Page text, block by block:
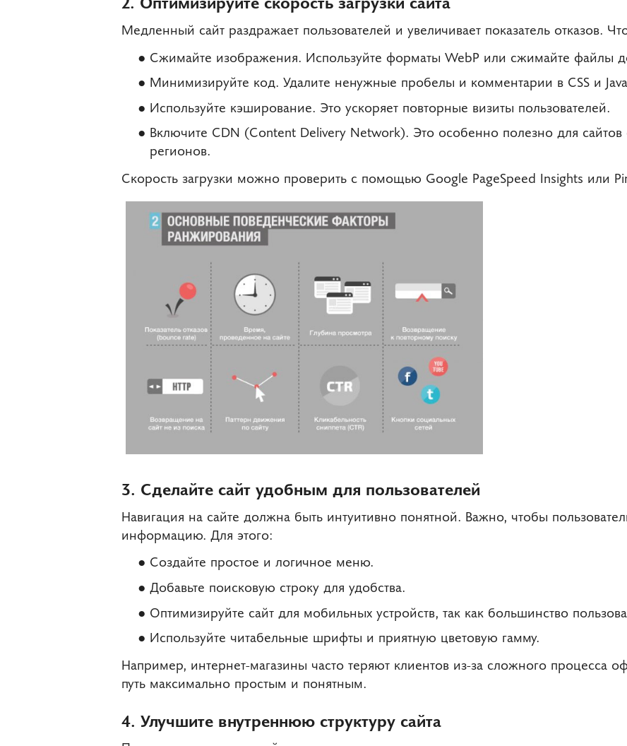
Медленный сайт раздражает пользователей и увеличивает показатель отказов.
Сжимайте изображения. Используйте форматы WebP или сжимайте файлы
Минимизируйте код. Удалите ненужные пробелы и комментарии в CSS и
Используйте кэширование. Это ускоряет повторные визиты пользователей.
Включите CDN (Content Delivery Network). Это особенно полезно для сайтов
регионов.
Скорость загрузки можно проверить с помощью Google PageSpeed Insights или
3. Сделайте сайт удобным для пользователей
Навигация на сайте должна быть интуитивно понятной. Важно, чтобы
информацию. Для этого:
Создайте простое и логичное меню.
Добавьте поисковую строку для удобства.
Оптимизируйте сайт для мобильных устройств, так как большинство
Используйте читабельные шрифты и приятную цветовую гамму.
Например, интернет-магазины часто теряют клиентов из-за сложного процесса
путь максимально простым и понятным.
4. Улучшите внутреннюю структуру сайта